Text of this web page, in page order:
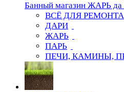
Банный магазин ЖАРЬ
ВСЁ ДЛЯ РЕМОНТА
ДАРИ
ЖАРЬ
ПАРЬ
ПЕЧИ, КАМИНЫ,